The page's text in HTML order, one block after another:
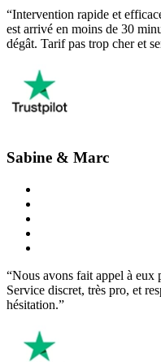
“Intervention rapide et
est arrivé en moins de 30
dégât. Tarif pas trop cher et
Sabine & Marc
“Nous avons fait appel à eux
Service discret, très pro, et
hésitation.”